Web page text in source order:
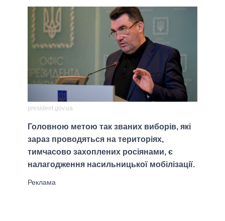
president.gov.ua
Головною метою так званих виборів, які
зараз проводяться на територіях,
тимчасово захоплених росіянами, є
налагодження насильницької мобілізації.